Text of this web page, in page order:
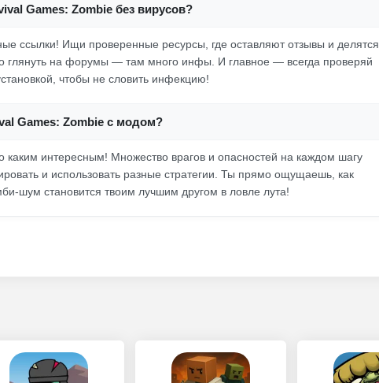
Games: Zombie без вирусов?
ссылки! Ищи проверенные ресурсы, где оставляют отзывы и делятся
глянуть на форумы — там много инфы. И главное — всегда проверяй
чтобы не словить инфекцию!
Games: Zombie с модом?
каким интересным! Множество врагов и опасностей на каждом шагу
и использовать разные стратегии. Ты прямо ощущаешь, как
шум становится твоим лучшим другом в ловле лута!